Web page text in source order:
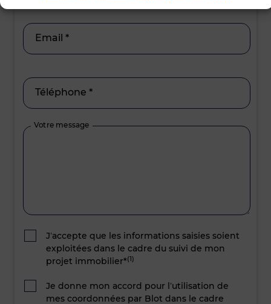
Email *
Téléphone *
Votre message
J’accepte que les informations saisies soient
exploitées dans le cadre du suivi de mon
projet immobilier*(1)
Je donne mon accord pour l’utilisation de
mes coordonnées par Blot dans le cadre